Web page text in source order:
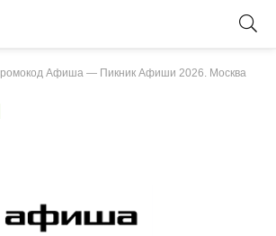
Афиша — Пикник Афиши 2026. Москва